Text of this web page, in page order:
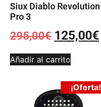
Siux Diablo Revolution
Pro 3
295,00€ 125,00€
Añadir al carrito
¡Oferta!